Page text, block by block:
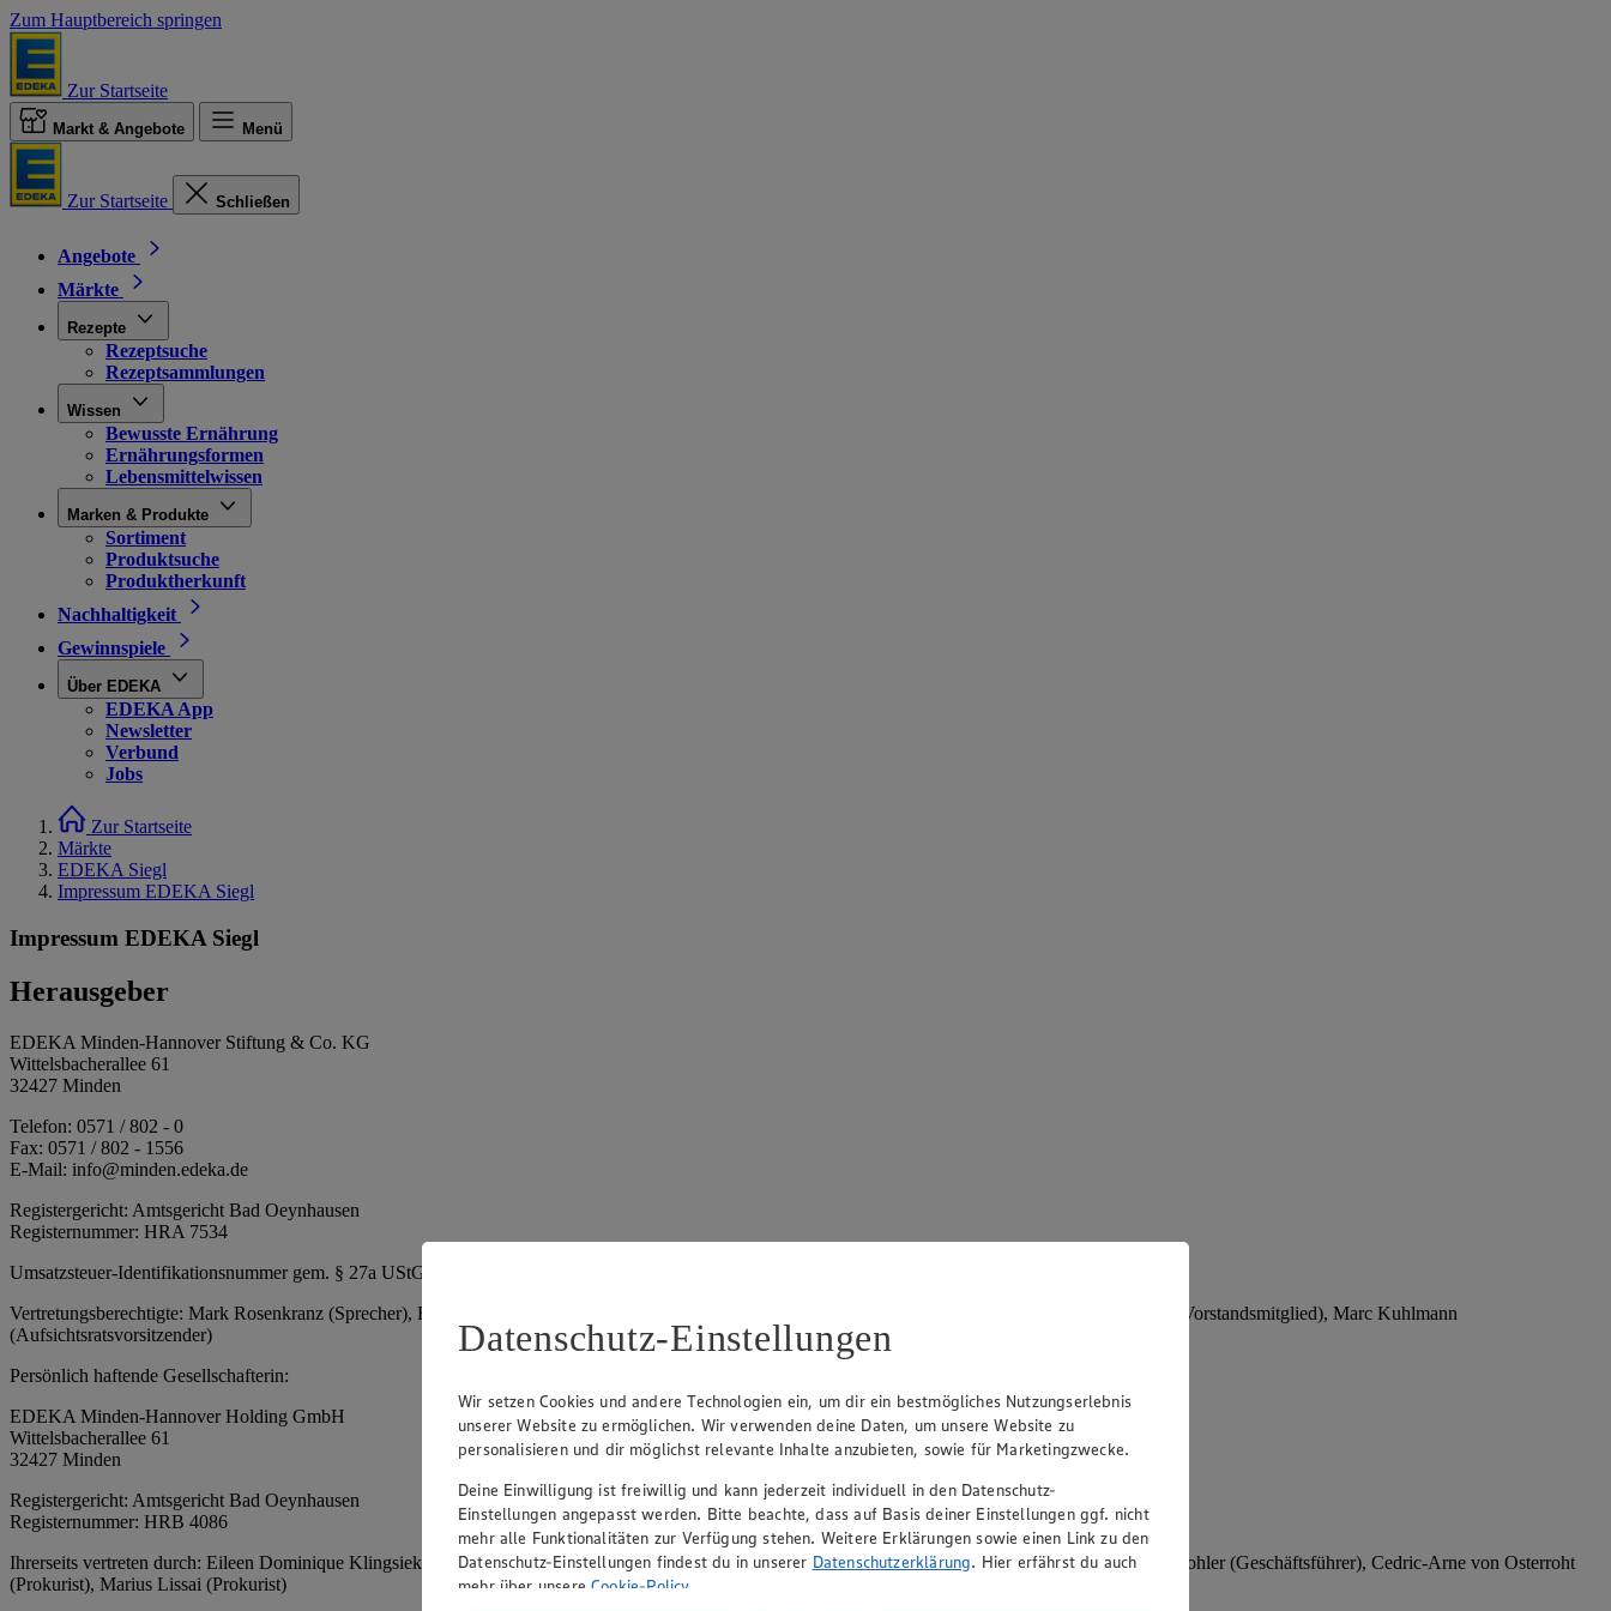
Zum Hauptbereich springen
Zur Startseite
Markt & Angebote Menü
Zur Startseite Schließen
Angebote
Märkte
Rezepte
Rezeptsuche
Rezeptsammlungen
Wissen
Bewusste Ernährung
Ernährungsformen
Lebensmittelwissen
Marken & Produkte
Sortiment
Produktsuche
Produktherkunft
Nachhaltigkeit
Gewinnspiele
Über EDEKA
EDEKA App
Newsletter
Verbund
Jobs
Zur Startseite
Märkte
EDEKA Siegl
Impressum EDEKA Siegl
Impressum EDEKA Siegl
Herausgeber
EDEKA Minden-Hannover Stiftung & Co. KG
Wittelsbacherallee 61
32427 Minden
Telefon: 0571 / 802 - 0
Fax: 0571 / 802 - 1556
E-Mail: info@minden.edeka.de
Registergericht: Amtsgericht Bad Oeynhausen
Registernummer: HRA 7534
Umsatzsteuer-Identifikationsnummer gem. § 27a UStG: DE 266067317
Vertretungsberechtigte: Mark Rosenkranz (Sprecher), Eileen Dominique Klingsiek (Vorstandsmitglied), Ulf-U. Plath (Vorstandsmitglied), Stephan Wohler (Vorstandsmitglied), Marc Kuhlmann
(Aufsichtsratsvorsitzender)
Persönlich haftende Gesellschafterin:
EDEKA Minden-Hannover Holding GmbH
Wittelsbacherallee 61
32427 Minden
Registergericht: Amtsgericht Bad Oeynhausen
Registernummer: HRB 4086
Ihrerseits vertreten durch: Eileen Dominique Klingsiek (Geschäftsführerin), Mark Rosenkranz (Geschäftsführer), Ulf-U. Plath (Geschäftsführer), Stephan Wohler (Geschäftsführer), Cedric-Arne von Osterroht
(Prokurist), Marius Lissai (Prokurist)
Datenschutz-Einstellungen
Wir setzen Cookies und andere Technologien ein, um dir ein bestmögliches Nutzungserlebnis
unserer Website zu ermöglichen. Wir verwenden deine Daten, um unsere Website zu
personalisieren und dir möglichst relevante Inhalte anzubieten, sowie für Marketingzwecke.
Deine Einwilligung ist freiwillig und kann jederzeit individuell in den Datenschutz-
Einstellungen angepasst werden. Bitte beachte, dass auf Basis deiner Einstellungen ggf. nicht
mehr alle Funktionalitäten zur Verfügung stehen. Weitere Erklärungen sowie einen Link zu den
Datenschutz-Einstellungen findest du in unserer Datenschutzerklärung. Hier erfährst du auch
mehr über unsereCookie-Policy.